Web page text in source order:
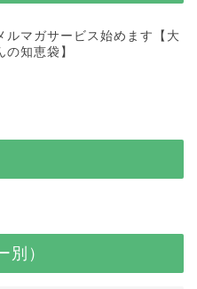
ルマガサービス始めます【大
の知恵袋】
）